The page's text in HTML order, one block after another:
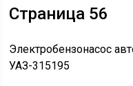
Страница 56
Электробензонасос
УАЗ-315195